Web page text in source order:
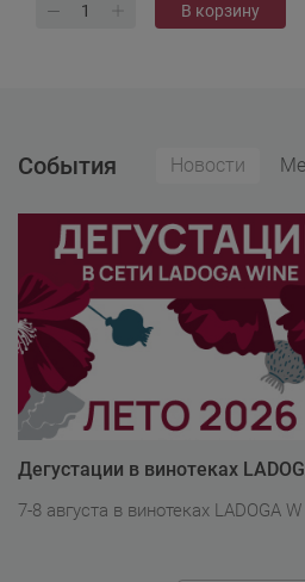
В корзину
События Новости
Дегустации в винотеках
7-8 августа в винотеках LADOGA